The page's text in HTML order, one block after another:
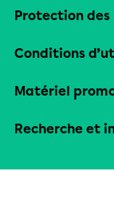
Protection des
Conditions
Matériel
Recherche et